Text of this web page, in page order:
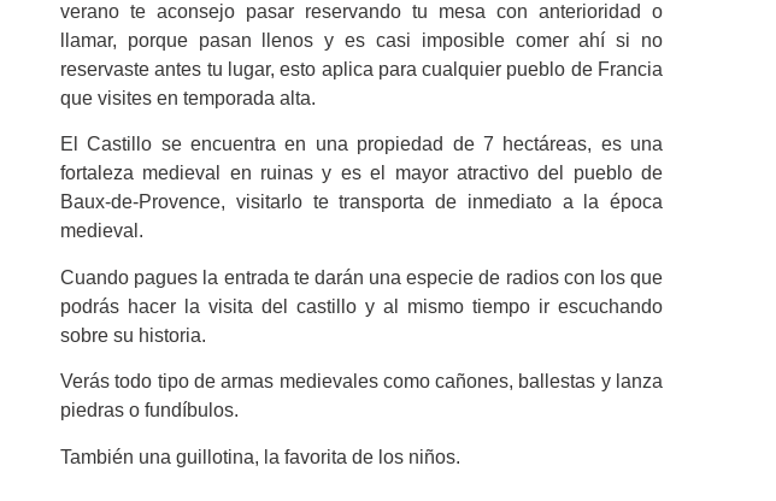
verano te aconsejo pasar reservando tu mesa con anterioridad o
llamar, porque pasan llenos y es casi imposible comer ahí si no
reservaste antes tu lugar, esto aplica para cualquier pueblo de Francia
que visites en temporada alta.
El Castillo se encuentra en una propiedad de 7 hectáreas, es una
fortaleza medieval en ruinas y es el mayor atractivo del pueblo de
Baux-de-Provence, visitarlo te transporta de inmediato a la época
medieval.
Cuando pagues la entrada te darán una especie de radios con los que
podrás hacer la visita del castillo y al mismo tiempo ir escuchando
sobre su historia.
Verás todo tipo de armas medievales como cañones, ballestas y lanza
piedras o fundíbulos.
También una guillotina, la favorita de los niños.